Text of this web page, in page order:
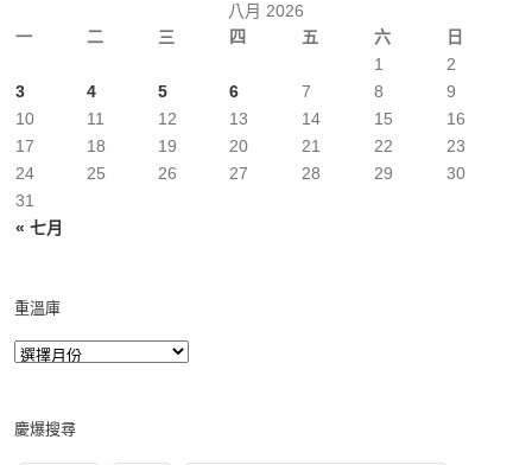
八月 2026
一
二 三 四 五 六 日
« 七月
1
2
3
4 5 6 7 8
9
10
11 12 13 14 15
16
17
18 19 20 21 22
23
24
25 26 27 28 29
30
31
重溫庫
慶爆搜尋